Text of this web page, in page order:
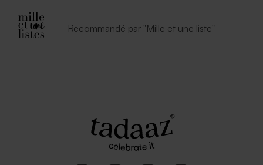
Recommandé par "Mille et une liste"